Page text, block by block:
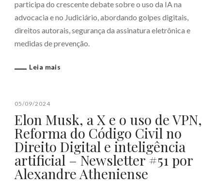
participa do crescente debate sobre o uso da IA na
advocacia e no Judiciário, abordando golpes digitais,
direitos autorais, segurança da assinatura eletrônica e
medidas de prevenção.
Leia mais
05/09/2024
Elon Musk, a X e o uso de VPN,
Reforma do Código Civil no
Direito Digital e inteligência
artificial – Newsletter #51 por
Alexandre Atheniense